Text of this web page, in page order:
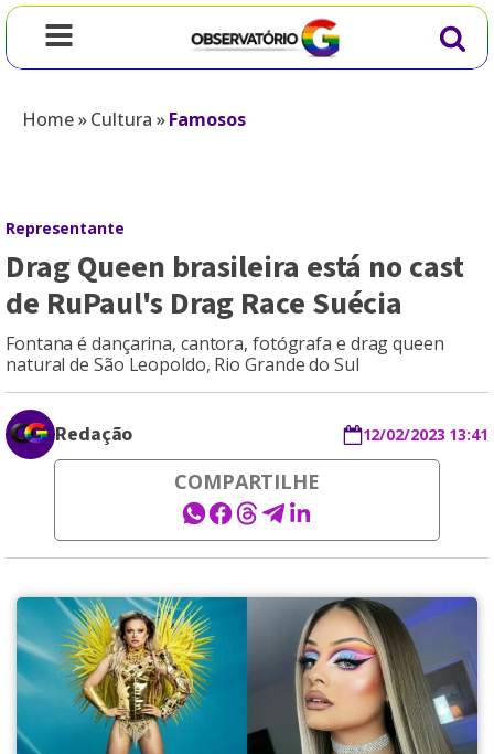
Home»Cultura »Famosos
Representante
Drag Queen brasileira está no cast
de RuPaul's Drag Race Suécia
Fontana é dançarina, cantora, fotógrafa e drag queen
natural de São Leopoldo, Rio Grande do Sul
Redação 12/02/2023 13:41
COMPARTILHE